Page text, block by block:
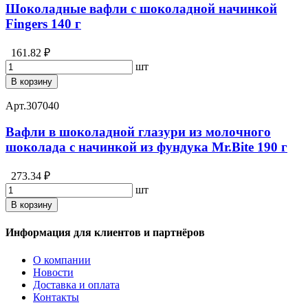
Шоколадные вафли с шоколадной начинкой
Fingers 140 г
161.82 ₽
шт
В корзину
Арт.307040
Вафли в шоколадной глазури из молочного
шоколада с начинкой из фундука Mr.Bite 190 г
273.34 ₽
шт
В корзину
Информация для клиентов и партнёров
О компании
Новости
Доставка и оплата
Контакты